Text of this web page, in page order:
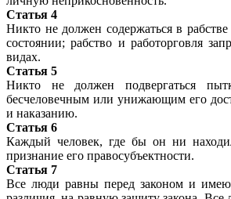
Статья 4
Никто не должен содержаться в
состоянии; рабство и работорговля
видах.
Статья 5
Никто не должен подвергаться
бесчеловечным или унижающим его
и наказанию.
Статья 6
Каждый человек, где бы он ни
признание его правосубъектности.
Статья 7
Все люди равны перед законом и